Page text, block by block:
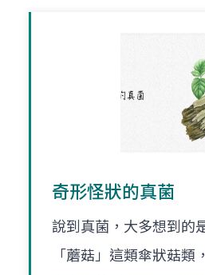
奇形怪狀的真菌
說到真菌，大多想到的
「蘑菇」這類傘狀菇類